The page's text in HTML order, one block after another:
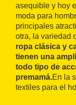
asequible y hoy
moda para
principales
otra, la variedad
ropa clásica y
tienen una
todo tipo de
premamá.En la
textiles para el